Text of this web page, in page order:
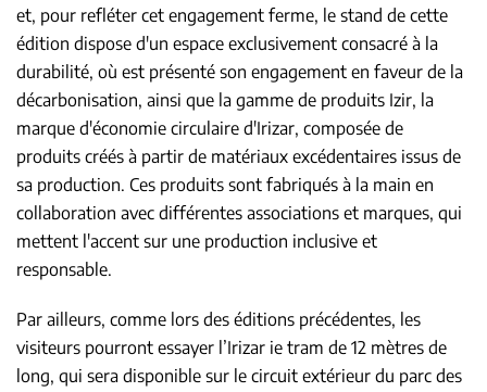
et, pour refléter cet engagement ferme, le stand de cette
édition dispose d'un espace exclusivement consacré à la
durabilité, où est présenté son engagement en faveur de la
décarbonisation, ainsi que la gamme de produits Izir, la
marque d'économie circulaire d'Irizar, composée de
produits créés à partir de matériaux excédentaires issus de
sa production. Ces produits sont fabriqués à la main en
collaboration avec différentes associations et marques, qui
mettent l'accent sur une production inclusive et
responsable.
Par ailleurs, comme lors des éditions précédentes, les
visiteurs pourront essayer l’Irizar ie tram de 12 mètres de
long, qui sera disponible sur le circuit extérieur du parc des